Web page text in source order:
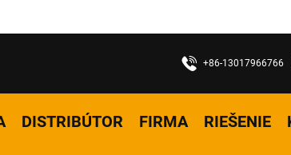
+86-13017966766
DISTRIBÚTOR FIRMA RIEŠENIE